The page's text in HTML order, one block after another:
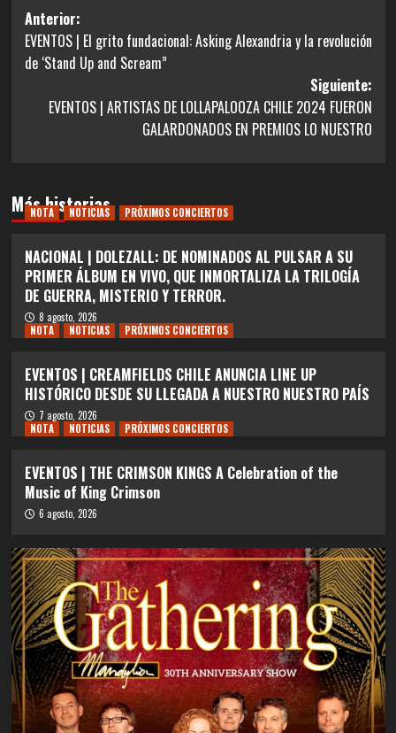
Navegación
de
entradas
Anterior:
EVENTOS | El grito fundacional: Asking Alexandria y la revolución
de ‘Stand Up and Scream”
Siguiente:
EVENTOS | ARTISTAS DE LOLLAPALOOZA CHILE 2024 FUERON
GALARDONADOS EN PREMIOS LO NUESTRO
Más historias
NOTA NOTICIAS PRÓXIMOS CONCIERTOS
NACIONAL | DOLEZALL: DE NOMINADOS AL PULSAR A SU
PRIMER ÁLBUM EN VIVO, QUE INMORTALIZA LA TRILOGÍA
DE GUERRA, MISTERIO Y TERROR.
8 agosto, 2026
NOTA
NOTICIAS PRÓXIMOS CONCIERTOS
EVENTOS | CREAMFIELDS CHILE ANUNCIA LINE UP
HISTÓRICO DESDE SU LLEGADA A NUESTRO NUESTRO PAÍS
7 agosto, 2026
NOTA
NOTICIAS PRÓXIMOS CONCIERTOS
EVENTOS | THE CRIMSON KINGS A Celebration of the
Music of King Crimson
6 agosto, 2026